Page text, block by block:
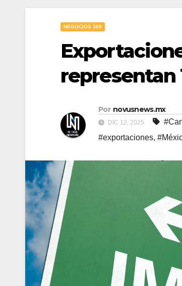
NEGOCIOS 360
representan
Por novusnews.mx
DIC 12, 2025
#exportaciones,